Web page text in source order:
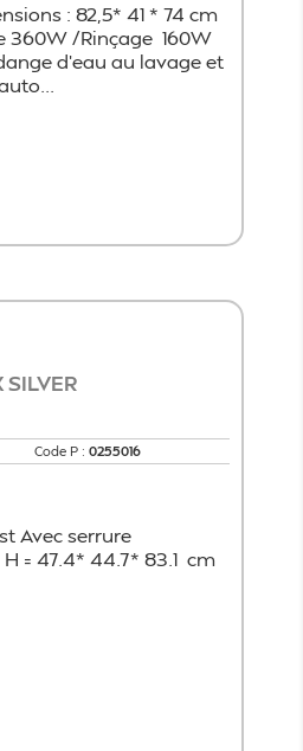
: 82,5* 41 * 74 cm
360W /Rinçage 160W
d’eau au lavage et
SILVER
Code P : 0255016
Avec serrure
= 47.4* 44.7* 83.1 cm